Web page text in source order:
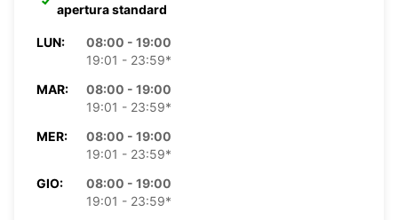
apertura standard
LUN:
08:00 - 19:00
19:01 - 23:59*
MAR:
08:00 - 19:00
19:01 - 23:59*
MER:
08:00 - 19:00
19:01 - 23:59*
GIO:
08:00 - 19:00
19:01 - 23:59*